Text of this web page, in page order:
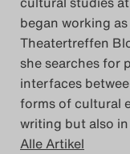
began working
Theatertreffen
she searches for
interfaces
forms of cultural
writing but also
Alle Artikel